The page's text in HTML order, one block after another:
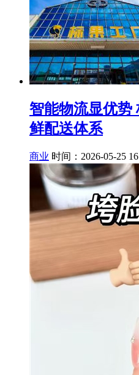
智能物流显优势
鲜配送体系
商业 时间：2026-05-25